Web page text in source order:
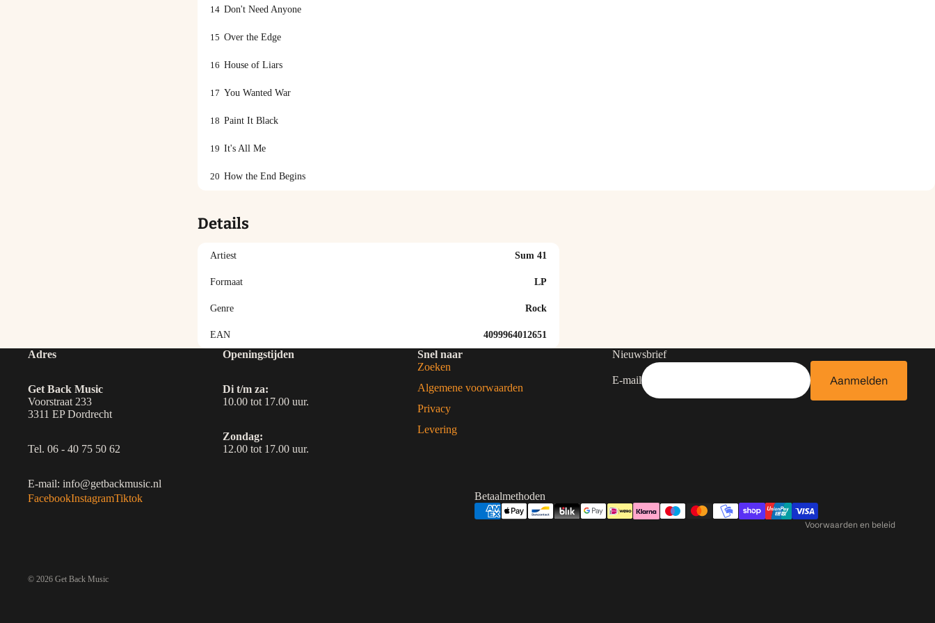
14 Don't Need Anyone
15 Over the Edge
16 House of Liars
17 You Wanted War
18 Paint It Black
19 It's All Me
20 How the End Begins
Details
Artiest Sum 41
Formaat LP
Genre Rock
EAN 4099964012651
Adres
Get Back Music
Voorstraat 233
3311 EP Dordrecht
Tel. 06 - 40 75 50 62
E-mail: info@getbackmusic.nl
Openingstijden
Di t/m za:
10.00 tot 17.00 uur.
Zondag:
12.00 tot 17.00 uur.
Snel naar
Zoeken
Algemene voorwaarden
Privacy
Levering
Nieuwsbrief
E-mail Aanmelden
FacebookInstagramTiktok Betaalmethoden
© 2026 Get Back Music
Voorwaarden en beleid